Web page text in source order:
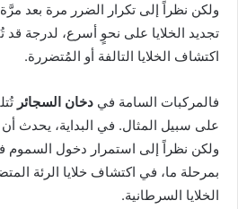
ولكن نظراً إلى تكرار الضرر مرة بعد
تجديد الخلايا على نحوٍ أسرع، لدرجة قد
اكتشاف الخلايا التالفة أو المُتضررة.
فالمركبات السامة في دخان السجائر
على سبيل المثال. في البداية، يحدث أن
ولكن نظراً إلى استمرار دخول
بمرحلة ما، في اكتشاف خلايا الرئة
الخلايا السرطانية.